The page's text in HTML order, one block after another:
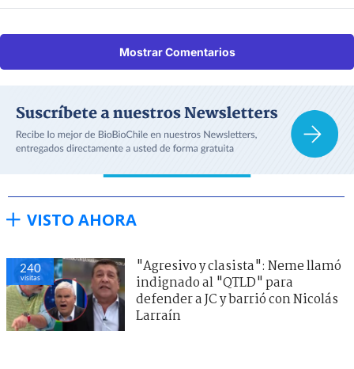
Mostrar Comentarios
VISTO AHORA
240
visitas
"Agresivo y clasista": Neme llamó
indignado al "QTLD" para
defender a JC y barrió con Nicolás
Larraín